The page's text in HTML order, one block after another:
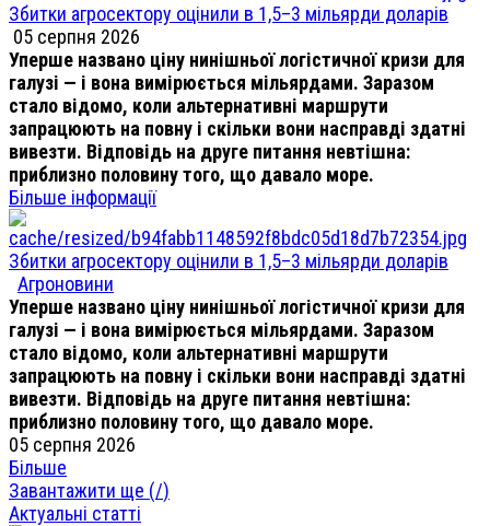
Збитки агросектору оцінили в 1,5–3 мільярди доларів
05 серпня 2026
Уперше названо ціну нинішньої логістичної кризи для
галузі — і вона вимірюється мільярдами. Заразом
стало відомо, коли альтернативні маршрути
запрацюють на повну і скільки вони насправді здатні
вивезти. Відповідь на друге питання невтішна:
приблизно половину того, що давало море.
Більше інформації
Збитки агросектору оцінили в 1,5–3 мільярди доларів
Агроновини
Уперше названо ціну нинішньої логістичної кризи для
галузі — і вона вимірюється мільярдами. Заразом
стало відомо, коли альтернативні маршрути
запрацюють на повну і скільки вони насправді здатні
вивезти. Відповідь на друге питання невтішна:
приблизно половину того, що давало море.
05 серпня 2026
Більше
Завантажити ще (/)
Актуальні статті